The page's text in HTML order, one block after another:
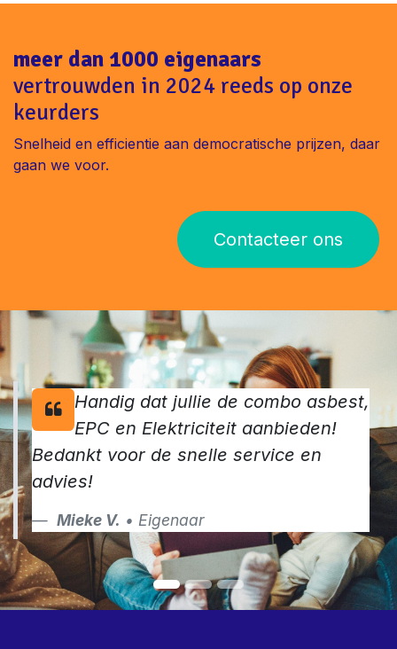
meer dan 1000 eigenaars
vertrouwden in 2024 reeds op onze
keurders
Snelheid en efficientie aan democratische prijzen, daar
gaan we voor.
Contacteer ons
Handig dat jullie de combo asbest,
EPC en Elektriciteit aanbieden!
Bedankt voor de snelle service en
advies!
Mieke V. • Eigenaar